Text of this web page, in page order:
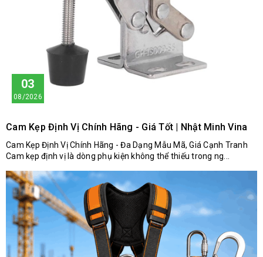
03
08/2026
Cam Kẹp Định Vị Chính Hãng - Giá Tốt | Nhật Minh Vina
Cam Kẹp Định Vị Chính Hãng - Đa Dạng Mẫu Mã, Giá Cạnh Tranh
Cam kẹp định vị là dòng phụ kiện không thể thiếu trong ng...